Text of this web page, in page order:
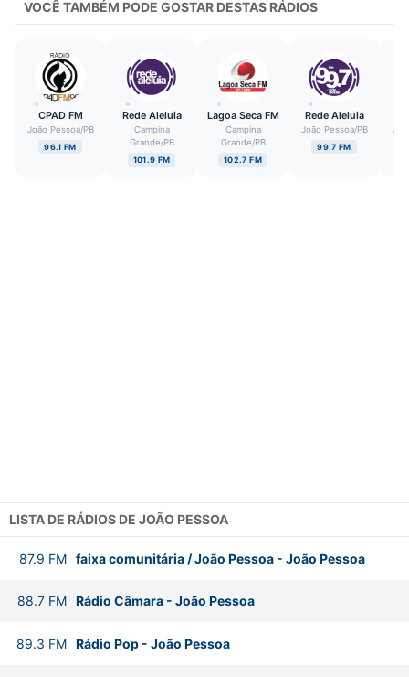
VOCÊ TAMBÉM PODE GOSTAR DESTAS RÁDIOS
CPAD FM
João Pessoa/PB
96.1 FM
Rede Aleluia
Campina
Grande/PB
101.9 FM
Lagoa Seca FM
Campina
Grande/PB
102.7 FM
Rede Aleluia
João Pessoa/PB
99.7 FM
LISTA DE RÁDIOS DE JOÃO PESSOA
87.9 FM faixa comunitária / João Pessoa- João Pessoa
88.7 FM Rádio Câmara- João Pessoa
89.3 FM Rádio Pop- João Pessoa